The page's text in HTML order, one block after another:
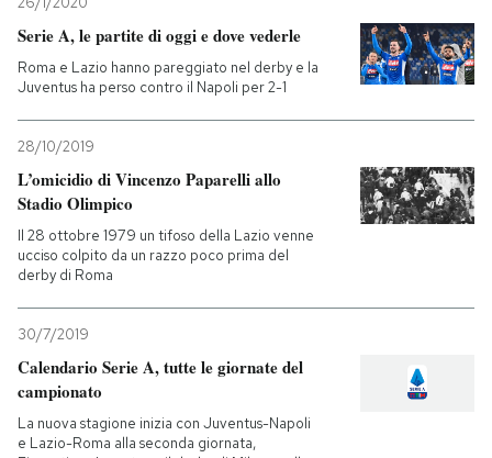
Serie A, le partite di oggi e dove vederle
Roma e Lazio hanno pareggiato nel derby e la
Juventus ha perso contro il Napoli per 2-1
28/10/2019
L’omicidio di Vincenzo Paparelli allo
Stadio Olimpico
Il 28 ottobre 1979 un tifoso della Lazio venne
ucciso colpito da un razzo poco prima del
derby di Roma
30/7/2019
Calendario Serie A, tutte le giornate del
campionato
La nuova stagione inizia con Juventus-Napoli
e Lazio-Roma alla seconda giornata,